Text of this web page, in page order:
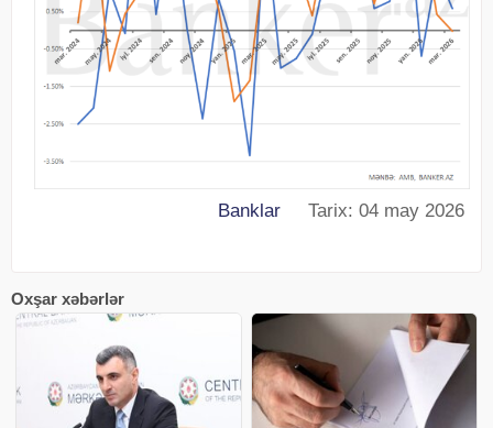
Banklar Tarix: 04 may 2026
Oxşar xəbərlər